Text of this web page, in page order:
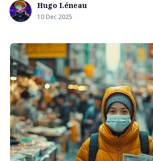
Hugo Léneau
10 Dec 2025